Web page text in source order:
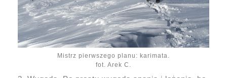
Mistrz pierwszego planu: karimata.
fot. Arek C.